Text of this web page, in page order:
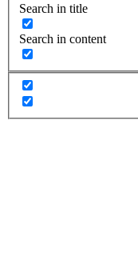
Search in title
Search in content